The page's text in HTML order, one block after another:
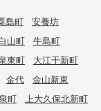
島町
安養坊
山町
牛島町
東町
大江干新町
金代
金山新東
町
上大久保北新町